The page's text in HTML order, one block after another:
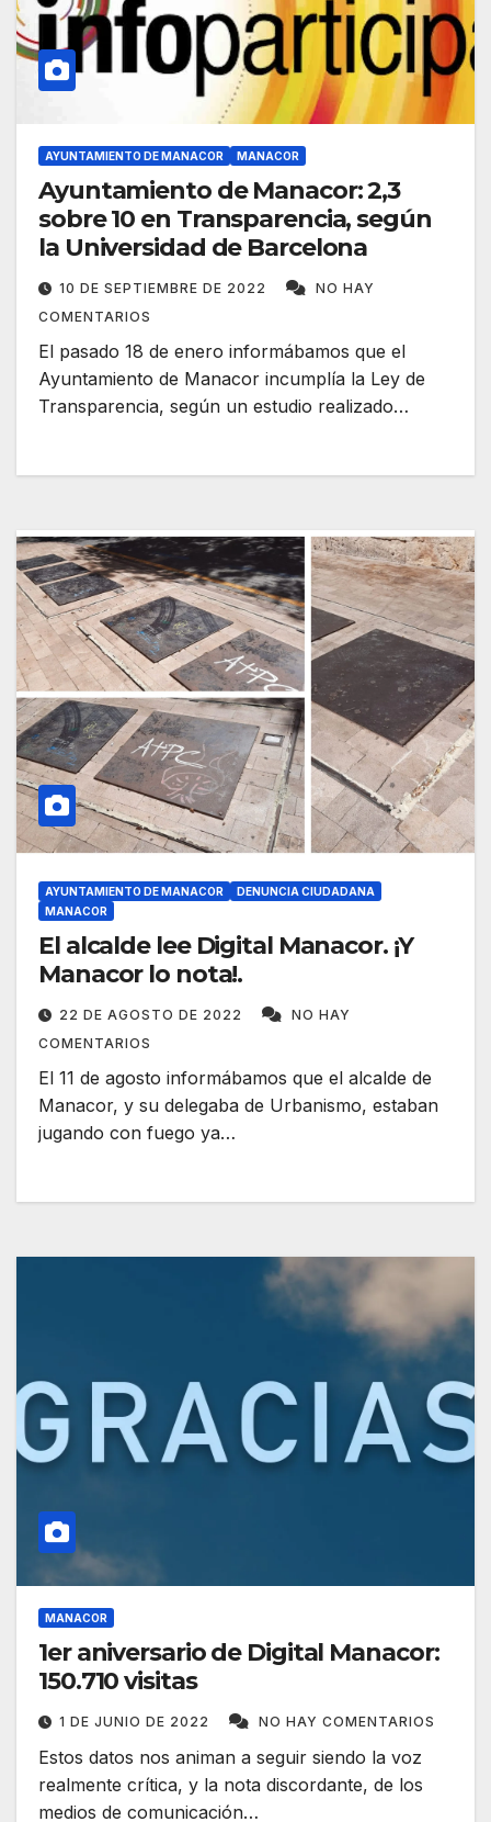
AYUNTAMIENTO DE MANACOR MANACOR
Ayuntamiento de Manacor: 2,3
sobre 10 en Transparencia, según
la Universidad de Barcelona
10 DE SEPTIEMBRE DE 2022
NO HAY
COMENTARIOS
El pasado 18 de enero informábamos que el
Ayuntamiento de Manacor incumplía la Ley de
Transparencia, según un estudio realizado…
AYUNTAMIENTO DE MANACOR
DENUNCIA CIUDADANA
MANACOR
El alcalde lee Digital Manacor. ¡Y
Manacor lo nota!.
22 DE AGOSTO DE 2022
NO HAY
COMENTARIOS
El 11 de agosto informábamos que el alcalde de
Manacor, y su delegaba de Urbanismo, estaban
jugando con fuego ya…
MANACOR
1er aniversario de Digital Manacor:
150.710 visitas
1 DE JUNIO DE 2022 NO HAY COMENTARIOS
Estos datos nos animan a seguir siendo la voz
realmente crítica, y la nota discordante, de los
medios de comunicación…